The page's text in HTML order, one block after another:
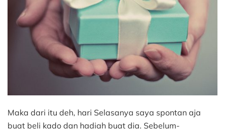
Maka dari itu deh, hari Selasanya saya spontan aja
buat beli kado dan hadiah buat dia. Sebelum-